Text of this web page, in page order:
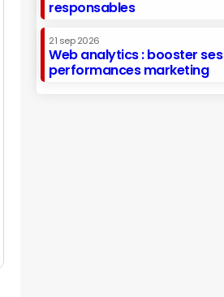
responsables
21 sep 2026
Web analytics : booster ses
performances marketing